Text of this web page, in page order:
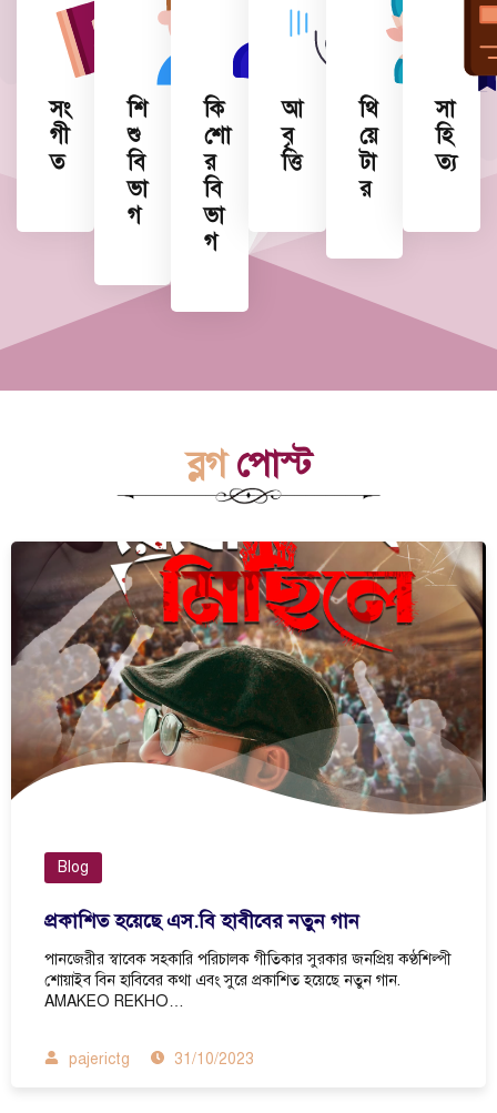
সং
গী
ত
শি
শু
বি
ভা
গ
কি
শো
র
বি
ভা
গ
আ
বৃ
ত্তি
থি
য়ে
টা
র
সা
হি
ত্য
ব্লগপোস্ট
Blog
প্রকাশিত হয়েছে এস.বি হাবীবের নতুন গান
পানজেরীর স্বাবেক সহকারি পরিচালক গীতিকার সুরকার জনপ্রিয় কণ্ঠশিল্পী
শোয়াইব বিন হাবিবের কথা এবং সুরে প্রকাশিত হয়েছে নতুন গান.
AMAKEO REKHO…
pajerictg 31/10/2023